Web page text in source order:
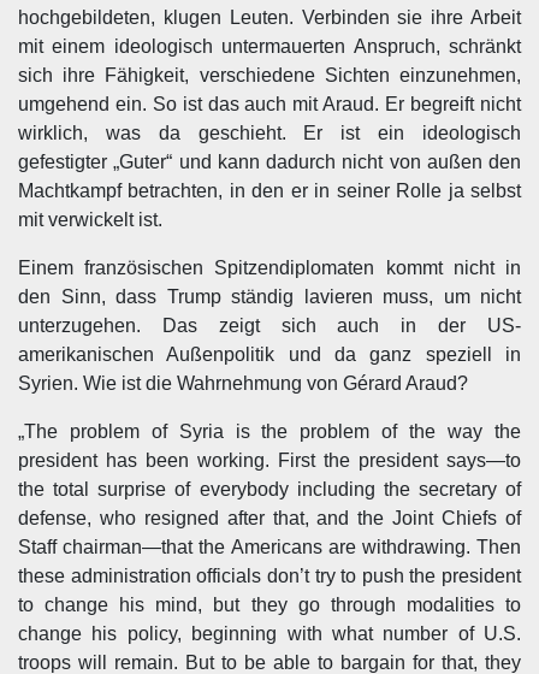
hochgebildeten, klugen Leuten. Verbinden sie ihre Arbeit
mit einem ideologisch untermauerten Anspruch, schränkt
sich ihre Fähigkeit, verschiedene Sichten einzunehmen,
umgehend ein. So ist das auch mit Araud. Er begreift nicht
wirklich, was da geschieht. Er ist ein ideologisch
gefestigter „Guter“ und kann dadurch nicht von außen den
Machtkampf betrachten, in den er in seiner Rolle ja selbst
mit verwickelt ist.
Einem französischen Spitzendiplomaten kommt nicht in
den Sinn, dass Trump ständig lavieren muss, um nicht
unterzugehen. Das zeigt sich auch in der US-
amerikanischen Außenpolitik und da ganz speziell in
Syrien. Wie ist die Wahrnehmung von Gérard Araud?
„The problem of Syria is the problem of the way the
president has been working. First the president says—to
the total surprise of everybody including the secretary of
defense, who resigned after that, and the Joint Chiefs of
Staff chairman—that the Americans are withdrawing. Then
these administration officials don’t try to push the president
to change his mind, but they go through modalities to
change his policy, beginning with what number of U.S.
troops will remain. But to be able to bargain for that, they